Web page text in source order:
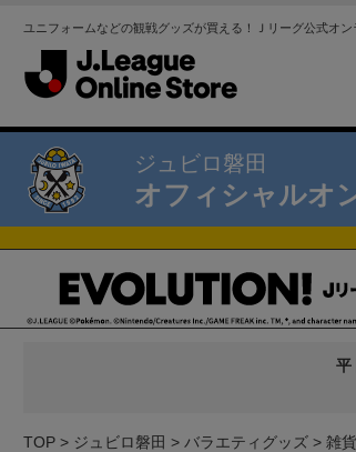
ユニフォームなどの観戦グッズが買える！Ｊリーグ公式オン
ジュビロ磐田
オフィシャルオ
TOP ジュビロ磐田 バラエティグッズ 雑貨